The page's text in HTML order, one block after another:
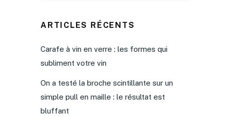
ARTICLES RÉCENTS
Carafe à vin en verre : les formes qui
subliment votre vin
On a testé la broche scintillante sur un
simple pull en maille : le résultat est
bluffant